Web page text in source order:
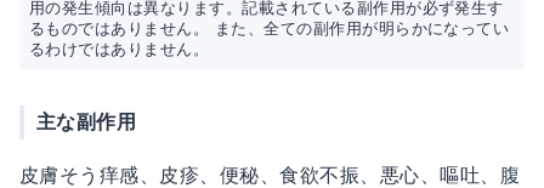
用の発生傾向は異なります。記載されている副作用が必ず発生す
るものではありません。 また、全ての副作用が明らかになってい
るわけではありません。
主な副作用
皮膚そう痒感、皮疹、便秘、食欲不振、悪心、嘔吐、腹